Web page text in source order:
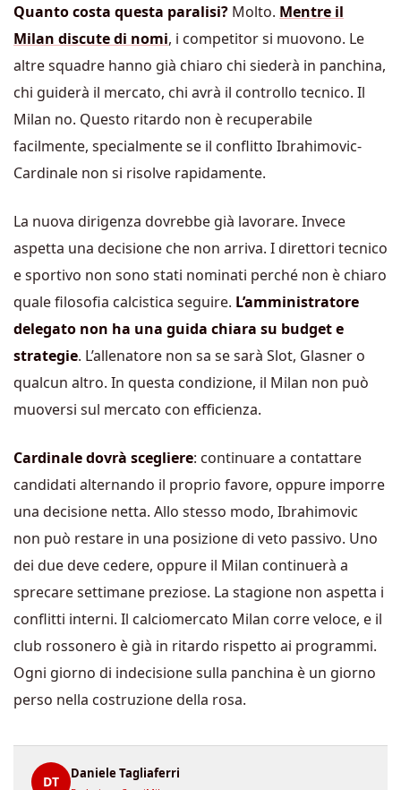
Quanto costa questa paralisi? Molto. Mentre il
Milan discute di nomi, i competitor si muovono. Le
altre squadre hanno già chiaro chi siederà in panchina,
chi guiderà il mercato, chi avrà il controllo tecnico. Il
Milan no. Questo ritardo non è recuperabile
facilmente, specialmente se il conflitto Ibrahimovic-
Cardinale non si risolve rapidamente.
La nuova dirigenza dovrebbe già lavorare. Invece
aspetta una decisione che non arriva. I direttori tecnico
e sportivo non sono stati nominati perché non è chiaro
quale filosofia calcistica seguire. L’amministratore
delegato non ha una guida chiara su budget e
strategie. L’allenatore non sa se sarà Slot, Glasner o
qualcun altro. In questa condizione, il Milan non può
muoversi sul mercato con efficienza.
Cardinale dovrà scegliere: continuare a contattare
candidati alternando il proprio favore, oppure imporre
una decisione netta. Allo stesso modo, Ibrahimovic
non può restare in una posizione di veto passivo. Uno
dei due deve cedere, oppure il Milan continuerà a
sprecare settimane preziose. La stagione non aspetta i
conflitti interni. Il calciomercato Milan corre veloce, e il
club rossonero è già in ritardo rispetto ai programmi.
Ogni giorno di indecisione sulla panchina è un giorno
perso nella costruzione della rosa.
DT
Daniele Tagliaferri